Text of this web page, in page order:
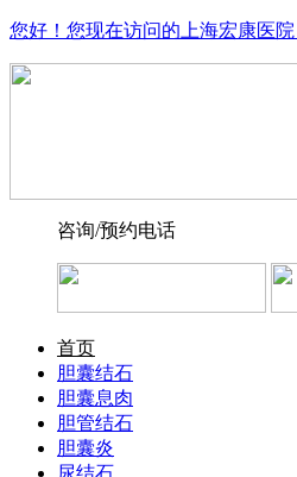
您好！您现在访问的上海宏康医
咨询/预约电话
首页
胆囊结石
胆囊息肉
胆管结石
胆囊炎
尿结石